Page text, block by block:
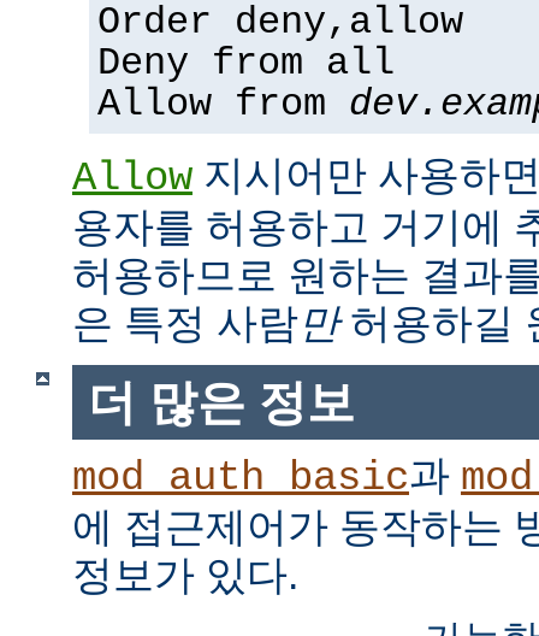
Order deny,allow
Deny from all
Allow from
Allow 지시어만 사용하
용자를 허용하고 거기에
허용하므로 원하는 결과
은 특정 사람만허용하길
더 많은 정보
mod_auth_basic과
에 접근제어가 동작하는
정보가 있다.